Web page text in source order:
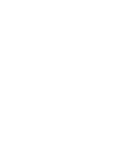
る報告書
書(32)
(0)